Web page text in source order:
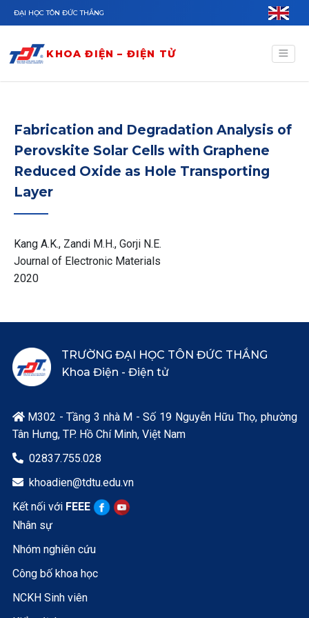
Nhảy đến nội dung
ĐẠI HỌC TÔN ĐỨC THẮNG
KHOA ĐIỆN – ĐIỆN TỬ
Fabrication and Degradation Analysis of
Perovskite Solar Cells with Graphene
Reduced Oxide as Hole Transporting
Layer
Kang A.K., Zandi M.H., Gorji N.E.
Journal of Electronic Materials
2020
TRƯỜNG ĐẠI HỌC TÔN ĐỨC THẮNG
Khoa Điện - Điện tử
M302 - Tầng 3 nhà M - Số 19 Nguyễn Hữu Thọ, phường
Tân Hưng, TP. Hồ Chí Minh, Việt Nam
 02837.755.028
 khoadien@tdtu.edu.vn
Kết nối với FEEE
Nhân sự
Nhóm nghiên cứu
Công bố khoa học
NCKH Sinh viên